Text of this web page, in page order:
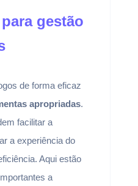
gestão
de forma eficaz
apropriadas.
facilitar a
a experiência do
Aqui estão
a